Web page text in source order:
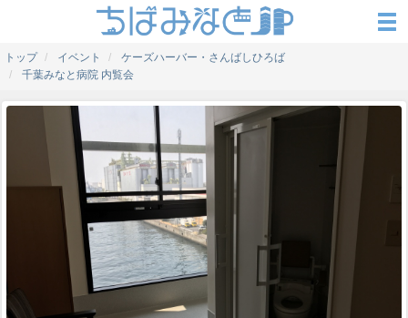
トップ イベント
ケーズハーバー・さんばしひろば
千葉みなと病院 内覧会